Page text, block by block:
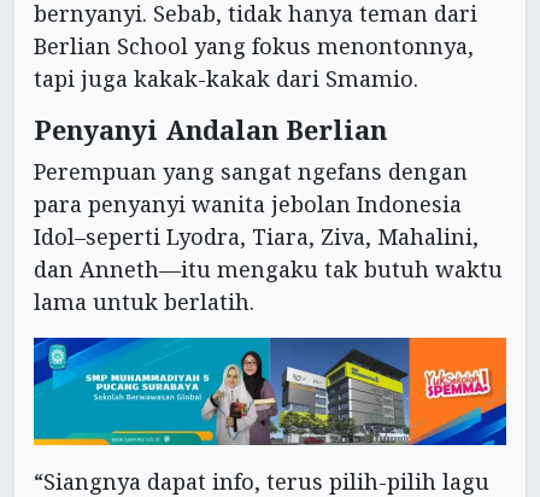
bernyanyi. Sebab, tidak hanya teman dari
Berlian School yang fokus menontonnya,
tapi juga kakak-kakak dari Smamio.
Penyanyi Andalan Berlian
Perempuan yang sangat ngefans dengan
para penyanyi wanita jebolan Indonesia
Idol–seperti Lyodra, Tiara, Ziva, Mahalini,
dan Anneth—itu mengaku tak butuh waktu
lama untuk berlatih.
“Siangnya dapat info, terus pilih-pilih lagu